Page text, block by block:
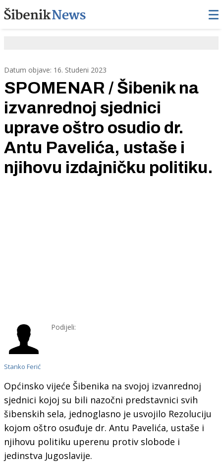
Datum objave: 16. Studeni 2023
SPOMENAR / Šibenik na
izvanrednoj sjednici
uprave oštro osudio dr.
Antu Pavelića, ustaše i
njihovu izdajničku politiku.
Stanko Ferić
Podijeli:
Općinsko vijeće Šibenika na svojoj izvanrednoj
sjednici kojoj su bili nazočni predstavnici svih
šibenskih sela, jednoglasno je usvojilo Rezoluciju
kojom oštro osuđuje dr. Antu Pavelića, ustaše i
njihovu politiku uperenu protiv slobode i
jedinstva Jugoslavije.